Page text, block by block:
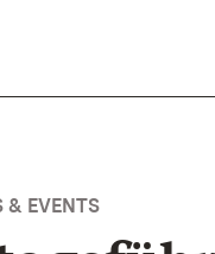
& EVENTS